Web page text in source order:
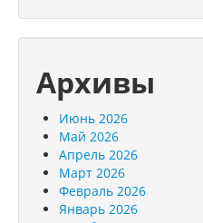
Архивы
Июнь 2026
Май 2026
Апрель 2026
Март 2026
Февраль 2026
Январь 2026